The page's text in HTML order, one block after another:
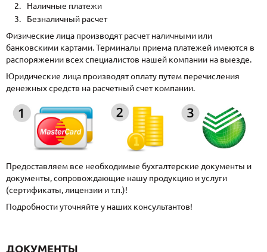
Наличные платежи
Безналичный расчет
Физические лица производят расчет наличными или
банковскими картами. Терминалы приема платежей имеются в
распоряжении всех специалистов нашей компании на выезде.
Юридические лица производят оплату путем перечисления
денежных средств на расчетный счет компании.
Предоставляем все необходимые бухгалтерские документы и
документы, сопровождающие нашу продукцию и услуги
(сертификаты, лицензии и т.п.)!
Подробности уточняйте у наших консультантов!
ДОКУМЕНТЫ